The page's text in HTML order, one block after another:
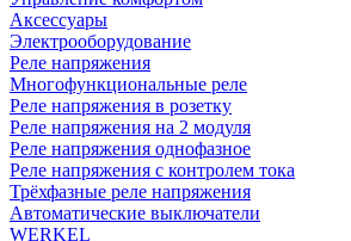
Аксессуары
Электрооборудование
Реле напряжения
Многофункциональные реле
Реле напряжения в розетку
Реле напряжения на 2 модуля
Реле напряжения однофазное
Реле напряжения с контролем тока
Трёхфазные реле напряжения
Автоматические выключатели
WERKEL